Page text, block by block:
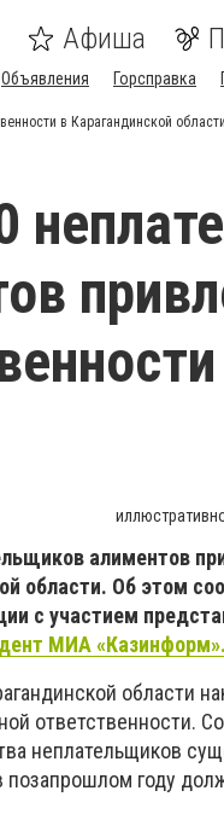
Афиша
Объявления Горсправка
в Карагандинской области
алиментов
области. Об этом
с участием
МИА «Казинформ».
области
ответственности.
неплательщиков
позапрошлом году